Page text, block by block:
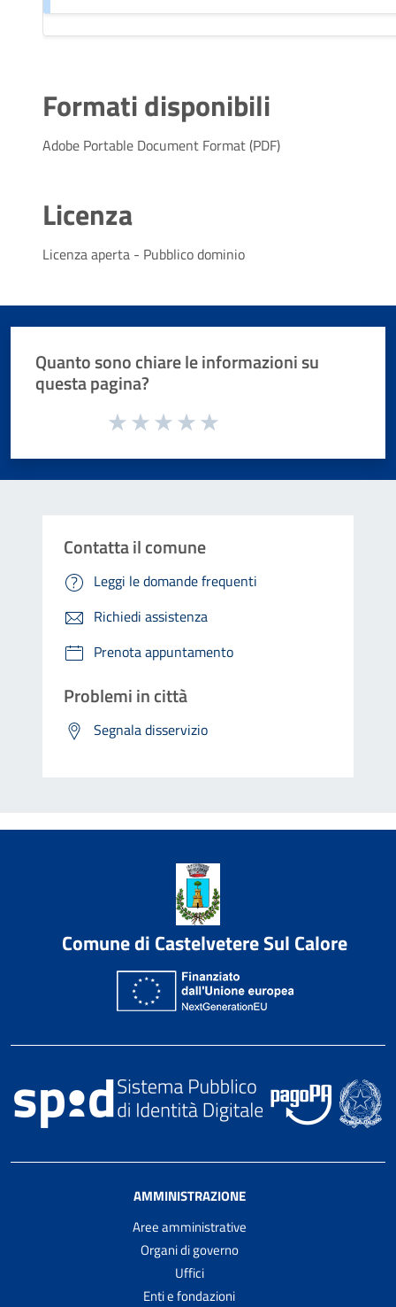
Formati disponibili
Adobe Portable Document Format (PDF)
Licenza
Licenza aperta - Pubblico dominio
Quanto sono chiare le informazioni su
questa pagina?
Valuta da 1 a 5 stelle la pagina
Contatta il comune
Leggi le domande frequenti
Richiedi assistenza
Prenota appuntamento
Problemi in città
Segnala disservizio
Comune di Castelvetere Sul Calore
AMMINISTRAZIONE
Aree amministrative
Organi di governo
Uffici
Enti e fondazioni